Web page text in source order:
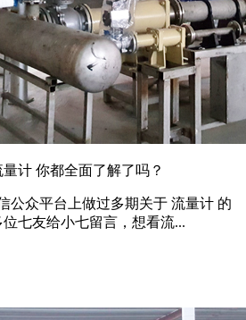
量计 你都全面了解了吗？
公众平台上做过多期关于 流量计 的
七友给小七留言，想看流...